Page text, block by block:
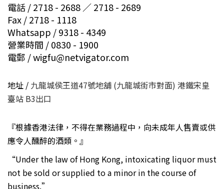
電話 / 2718 - 2688 ／ 2718 - 2689
Fax / 2718 - 1118
Whatsapp / 9318 - 4349
營業時間 / 0830 - 1900
電郵 / wigfu@netvigator.com
地址 / 九龍城侯王道47號地舖 (九龍城街市對面) 港鐵宋皇
臺站 B3出口
『根據香港法律，不得在業務過程中，向未成年人售賣或供
應令人醺醉的酒類。』
“Under the law of Hong Kong, intoxicating liquor must
not be sold or supplied to a minor in the course of
business.”